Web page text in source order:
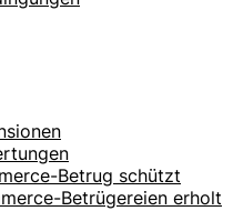
Betrug schützt
Betrügereien erholt